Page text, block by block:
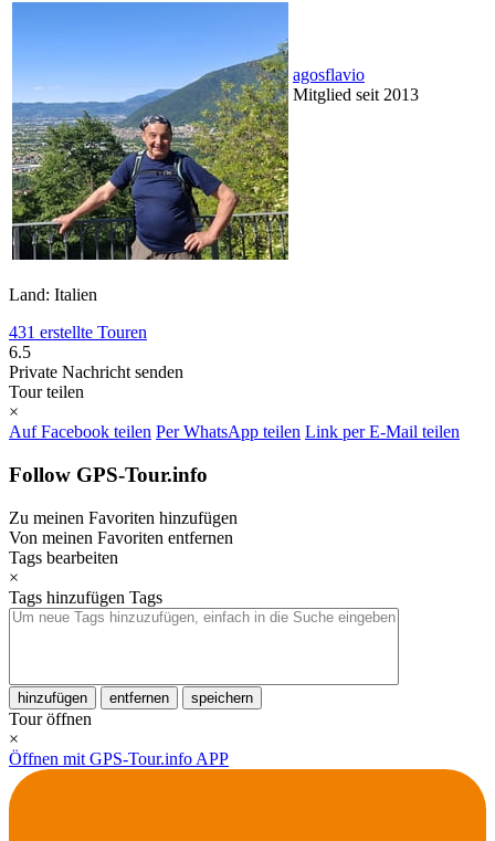
agosflavio
Mitglied seit 2013
Land: Italien
431 erstellte Touren
6.5
Private Nachricht senden
Tour teilen
×
Auf Facebook teilen Per WhatsApp teilen Link per E-Mail teilen
Follow GPS-Tour.info
Zu meinen Favoriten hinzufügen
Von meinen Favoriten entfernen
Tags bearbeiten
×
Tags hinzufügen Tags
hinzufügen entfernen speichern
Tour öffnen
×
Öffnen mit GPS-Tour.info APP